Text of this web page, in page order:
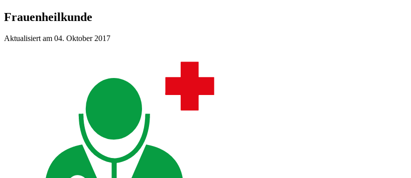
Frauenheilkunde
Aktualisiert am 04. Oktober 2017